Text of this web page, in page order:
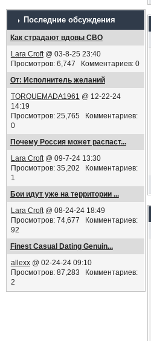
Последние обсуждения
Как страдают вдовы СВО
Lara Croft@ 03-8-25 23:40
Просмотров: 6,747 Комментариев: 0
От: Исполнитель желаний
TORQUEMADA1961 @ 12-22-24
14:19
Просмотров: 25,765 Комментариев:
0
Почему Россия может распаст...
Lara Croft@ 09-7-24 13:30
Просмотров: 35,202 Комментариев:
1
Бои идут уже на территории ...
Lara Croft@ 08-24-24 18:49
Просмотров: 74,677 Комментариев:
92
Finest Сasual Dating Genuin...
allexx@ 02-24-24 09:10
Просмотров: 87,283 Комментариев:
2